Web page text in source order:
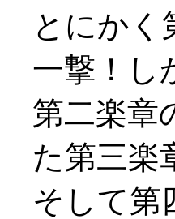
とにかく
一撃！し
第二楽章
た第三楽
そして第